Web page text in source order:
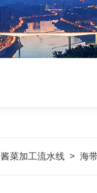
酱菜加工流水线> 海